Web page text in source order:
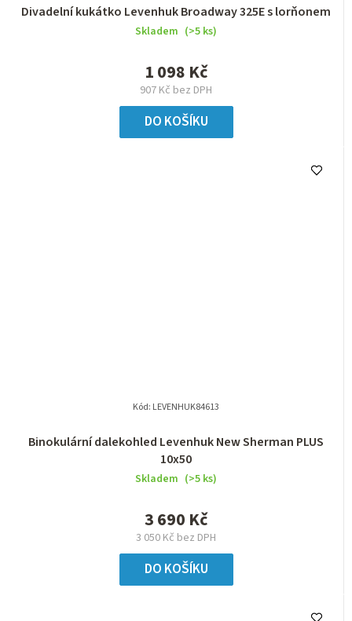
Divadelní kukátko Levenhuk Broadway 325E s lorňonem
Skladem (>5 ks)
907 Kč bez DPH
1 098 Kč
DO KOŠÍKU
Binokulární dalekohled Levenhuk New Sherman PLUS
10x50
Skladem (>5 ks)
3 050 Kč bez DPH
3 690 Kč
DO KOŠÍKU
Kód: LEVENHUK84613